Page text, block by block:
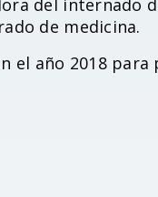
del internado
de medicina.
el año 2018